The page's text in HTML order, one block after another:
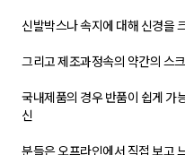
신발박스나 속지에 대해 신경을
그리고 제조과정속의 약간의 스
국내제품의 경우 반품이 쉽게 가
신
분들은 오프라인에서 직접 보고